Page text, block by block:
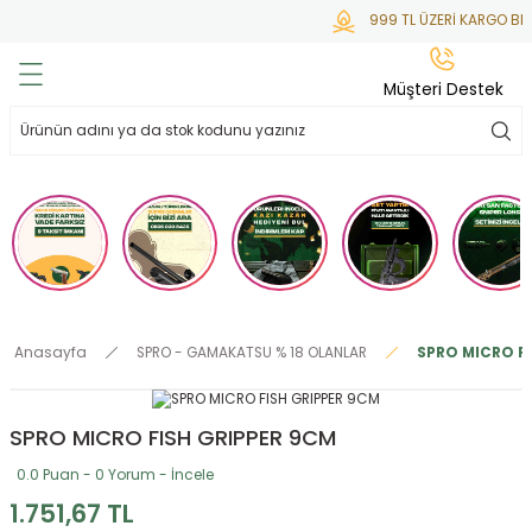
999 TL ÜZERİ KARGO
Anasayfa SPRO - GAMAKATSU % 18 OLANLAR SPRO MICRO
SPRO MICRO FISH GRIPPER 9CM
0.0 Puan - 0 Yorum - İncele
1.751,67 TL